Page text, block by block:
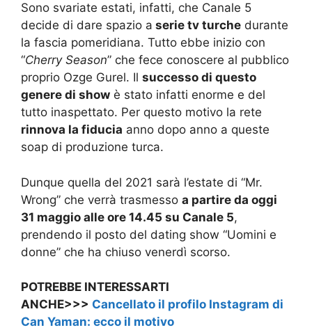
Sono svariate estati, infatti, che Canale 5
decide di dare spazio a serie tv turche durante
la fascia pomeridiana. Tutto ebbe inizio con
“Cherry Season” che fece conoscere al pubblico
proprio Ozge Gurel. Il successo di questo
genere di show è stato infatti enorme e del
tutto inaspettato. Per questo motivo la rete
rinnova la fiducia anno dopo anno a queste
soap di produzione turca.
Dunque quella del 2021 sarà l’estate di “Mr.
Wrong” che verrà trasmesso a partire da oggi
31 maggio alle ore 14.45 su Canale 5,
prendendo il posto del dating show “Uomini e
donne” che ha chiuso venerdì scorso.
POTREBBE INTERESSARTI
ANCHE>>> Cancellato il profilo Instagram di
Can Yaman: ecco il motivo